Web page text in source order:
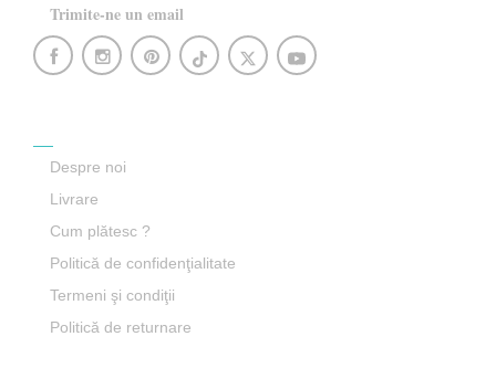
Trimite-ne un email
Despre noi
Livrare
Cum plătesc ?
Politică de confidenţialitate
Termeni şi condiţii
Politică de returnare